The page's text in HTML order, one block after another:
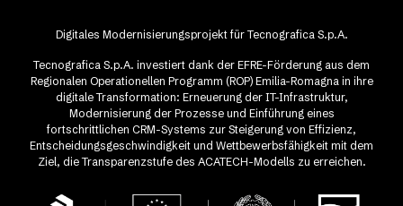
Digitales Modernisierungsprojekt für Tecnografica S.p.A.
Tecnografica S.p.A. investiert dank der EFRE-Förderung aus dem
Regionalen Operationellen Programm (ROP) Emilia-Romagna in ihre
digitale Transformation: Erneuerung der IT-Infrastruktur,
Modernisierung der Prozesse und Einführung eines
fortschrittlichen CRM-Systems zur Steigerung von Effizienz,
Entscheidungsgeschwindigkeit und Wettbewerbsfähigkeit mit dem
Ziel, die Transparenzstufe des ACATECH-Modells zu erreichen.